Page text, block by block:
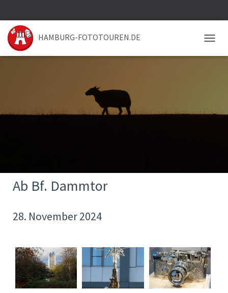
HAMBURG-FOTOTOUREN.DE
Ab Bf. Dammtor
28. November 2024